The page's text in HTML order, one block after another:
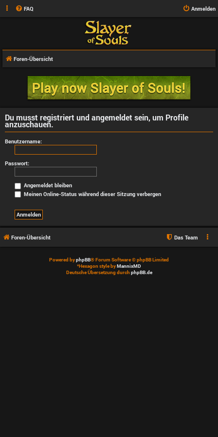
FAQ Anmelden
Foren-Übersicht
Du musst registriert und angemeldet sein, um Profile
anzuschauen.
Benutzername:
Passwort:
Angemeldet bleiben
Meinen Online-Status während dieser Sitzung verbergen
Foren-Übersicht Das Team
Powered byphpBB® Forum Software © phpBB Limited
*Hexagon style byMannixMD
Deutsche Übersetzung durchphpBB.de